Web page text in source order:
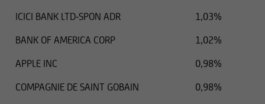
ICICI BANK LTD-SPON ADR
1,03%
BANK OF AMERICA CORP
1,02%
APPLE INC
0,98%
COMPAGNIE DE SAINT GOBAIN
0,98%